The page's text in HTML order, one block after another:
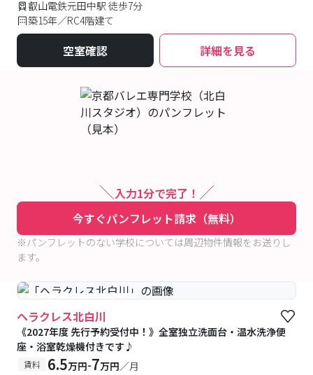
叡山電鉄元田中駅 徒歩7分
築15年／RC4階建て
空室確認 詳細を見る
入力1分で完了！
今すぐパンフレット請求（無料）
※パンフレットのない学校については周辺物件情報をお送りし
ます。
#予約受付中 #空室待ち
ヘラクレス北白川
《2027年度 先行予約受付中！》全室独立洗面台・温水洗浄便
座・浴室乾燥機付きです♪
賃料 6.5万円-7万円／月